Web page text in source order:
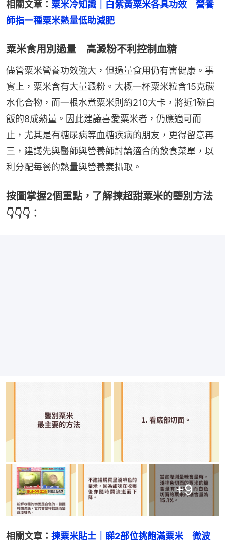
相關文章： 粟米冷知識｜白紫黃粟米各具功效　營養
師指一種粟米熱量低助減肥
粟米食用別過量 高澱粉不利控制血糖
儘管粟米營養功效強大，但過量食用仍有害健康。事
實上，粟米含有大量澱粉。大概一杯粟米粒含15克碳
水化合物，而一根水煮粟米則約210大卡，將近1碗白
飯的8成熱量。因此建議喜愛粟米者，仍應適可而
止，尤其是有糖尿病等血糖疾病的朋友，更得留意再
三，建議先與醫師與營養師討論適合的飲食菜單，以
利分配每餐的熱量與營養素攝取。
按圖掌握2個重點，了解揀超甜粟米的鑒別方法
👇👇👇︰
+9
相關文章： 揀粟米貼士｜睇2部位挑飽滿粟米　微波